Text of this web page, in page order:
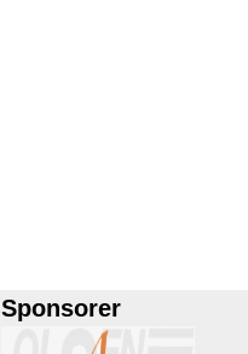
Sponsorer